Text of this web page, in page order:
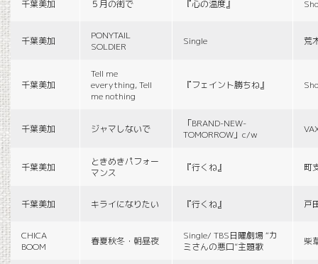
千葉美加 ５月の街で 『心の温度』
千葉美加
PONYTAIL
SOLDIER
Single 荒
千葉美加
Tell me
everything, Tell
me nothing
『フェイント勝ちね』
千葉美加 ジャマしないで
「BRAND-NEW-
TOMORROW」c/w
千葉美加
ときめきパフォー
マンス
『行くね』 町
千葉美加 キライになりたい 『行くね』 戸
CHICA
BOOM
春夏秋冬・朝昼夜
Single/ TBS日曜劇場 “カ
ミさんの悪口”主題歌
柴